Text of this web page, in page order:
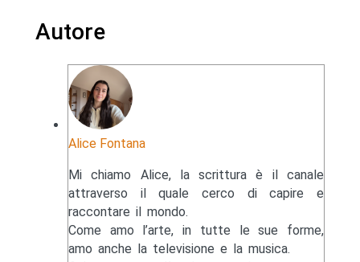
Autore
Alice Fontana
Mi chiamo Alice, la scrittura è il canale
attraverso il quale cerco di capire e
raccontare il mondo.
Come amo l’arte, in tutte le sue forme,
amo anche la televisione e la musica.